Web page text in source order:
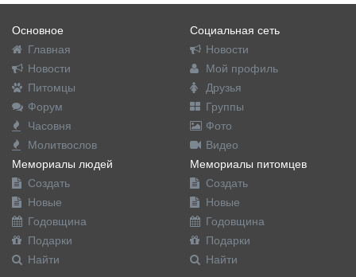
Основное
Главная
Новости
Питомцы
Форум
Часовня
Молитвослов
Социальная сеть
Новости
Мой профиль
Друзья
Группы
Фото
Видео
Мемориалы людей
Создать
Новые
Годовщина
Подарки
Найти
Мемориалы питомцев
Создать
Новые
Годовщина
Подарки
Найти